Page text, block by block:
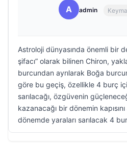
A admin
Astroloji dünyasında önemli bir
şifacı” olarak bilinen Chiron,
burcundan ayrılarak Boğa
göre bu geçiş, özellikle 4 burç
sarılacağı, özgüvenin
kazanacağı bir dönemin
dönemde yaraları sarılacak 4